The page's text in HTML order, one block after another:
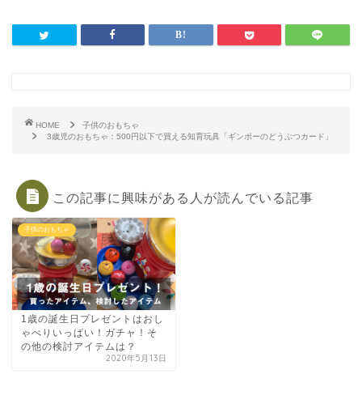
HOME
子供のおもちゃ
3歳児のおもちゃ：500円以下で買える知育玩具「ギンポーのどうぶつカード」
この記事に興味がある人が読んでいる記事
子供のおもちゃ
1歳の誕生日プレゼントはおし
ゃべりいっぱい！ガチャ！そ
の他の検討アイテムは？
2020年5月13日